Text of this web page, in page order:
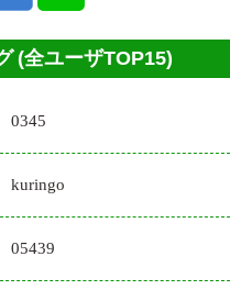
(全ユーザTOP15)
0345
kuringo
05439